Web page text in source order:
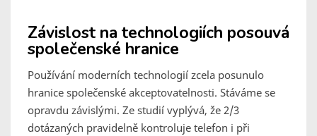
Závislost na technologiích posouvá
společenské hranice
Používání moderních technologií zcela posunulo
hranice společenské akceptovatelnosti. Stáváme se
opravdu závislými. Ze studií vyplývá, že 2/3
dotázaných pravidelně kontroluje telefon i při